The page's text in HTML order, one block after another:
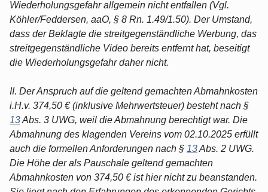
Wiederholungsgefahr allgemein nicht entfallen (Vgl.
Köhler/Feddersen, aaO, § 8 Rn. 1.49/1.50). Der Umstand,
dass der Beklagte die streitgegenständliche Werbung, das
streitgegenständliche Video bereits entfernt hat, beseitigt
die Wiederholungsgefahr daher nicht.
II. Der Anspruch auf die geltend gemachten Abmahnkosten
i.H.v. 374,50 € (inklusive Mehrwertsteuer) besteht nach §
13Abs. 3 UWG, weil die Abmahnung berechtigt war. Die
Abmahnung des klagenden Vereins vom 02.10.2025 erfüllt
auch die formellen Anforderungen nach § 13Abs. 2 UWG.
Die Höhe der als Pauschale geltend gemachten
Abmahnkosten von 374,50 € ist hier nicht zu beanstanden.